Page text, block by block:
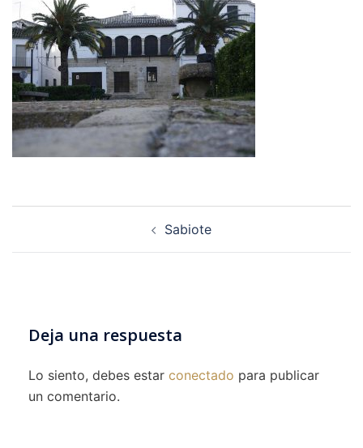
Navegación
entradas
Sabiote
Deja una respuesta
Lo siento, debes estar conectado para publicar
un comentario.